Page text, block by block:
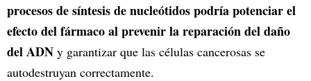
procesos de síntesis de nucleótidos podría potenciar el
efecto del fármaco al prevenir la reparación del daño
del ADN y garantizar que las células cancerosas se
autodestruyan correctamente.